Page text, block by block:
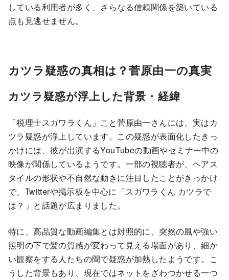
している利用者が多く、さらなる信頼関係を築いている
点も見逃せません。
カツラ疑惑の真相は？菅原由一の真実
カツラ疑惑が浮上した背景・経緯
「税理士スガワラくん」こと菅原由一さんには、実はカ
ツラ疑惑が浮上しています。この疑惑が表面化したきっ
かけには、彼が出演するYouTubeの動画やセミナー中の
映像が関係しているようです。一部の視聴者が、ヘアス
タイルの形状や不自然な動きに注目したことがきっかけ
で、Twitterや掲示板を中心に「スガワラくん カツラで
は？」と話題が広まりました。
特に、高品質な動画編集とは対照的に、突然の風や強い
照明の下で髪の質感が変わって見える場面があり、細か
い観察をする人たちの間で疑惑が加熱したようです。こ
うした背景もあり、現在ではネットをざわつかせる一つ